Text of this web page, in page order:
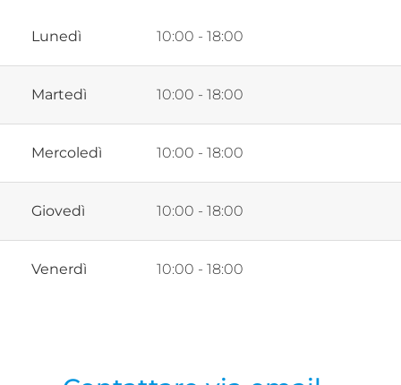
Lunedì 10:00 - 18:00
Martedì 10:00 - 18:00
Mercoledì 10:00 - 18:00
Giovedì 10:00 - 18:00
Venerdì 10:00 - 18:00